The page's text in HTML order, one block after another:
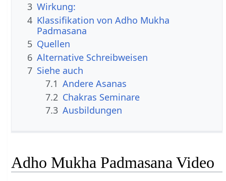
3 Wirkung:
4 Klassifikation von Adho Mukha
Padmasana
5 Quellen
6 Alternative Schreibweisen
7 Siehe auch
7.1 Andere Asanas
7.2 Chakras Seminare
7.3 Ausbildungen
Adho Mukha Padmasana Video